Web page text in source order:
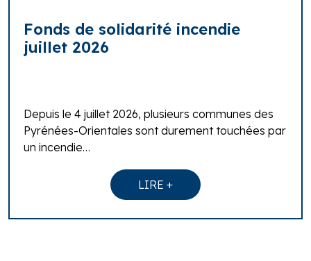
Fonds de solidarité incendie
juillet 2026
Depuis le 4 juillet 2026, plusieurs communes des
Pyrénées-Orientales sont durement touchées par
un incendie…
LIRE +